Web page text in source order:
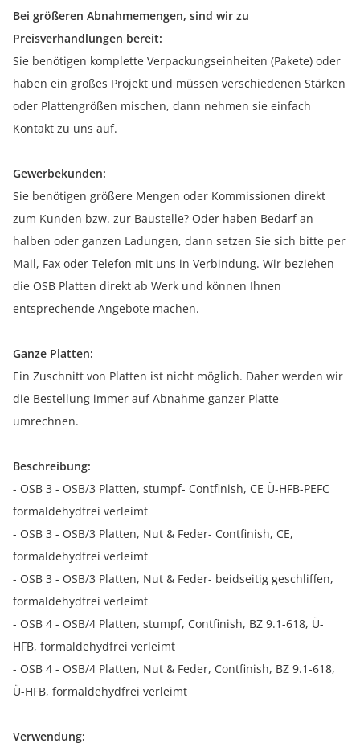
Bei größeren Abnahmemengen, sind wir zu
Preisverhandlungen bereit:
Sie benötigen komplette Verpackungseinheiten (Pakete) oder
haben ein großes Projekt und müssen verschiedenen Stärken
oder Plattengrößen mischen, dann nehmen sie einfach
Kontakt zu uns auf.
Gewerbekunden:
Sie benötigen größere Mengen oder Kommissionen direkt
zum Kunden bzw. zur Baustelle? Oder haben Bedarf an
halben oder ganzen Ladungen, dann setzen Sie sich bitte per
Mail, Fax oder Telefon mit uns in Verbindung. Wir beziehen
die OSB Platten direkt ab Werk und können Ihnen
entsprechende Angebote machen.
Ganze Platten:
Ein Zuschnitt von Platten ist nicht möglich. Daher werden wir
die Bestellung immer auf Abnahme ganzer Platte
umrechnen.
Beschreibung:
- OSB 3 - OSB/3 Platten, stumpf- Contfinish, CE Ü-HFB-PEFC
formaldehydfrei verleimt
- OSB 3 - OSB/3 Platten, Nut & Feder- Contfinish, CE,
formaldehydfrei verleimt
- OSB 3 - OSB/3 Platten, Nut & Feder- beidseitig geschliffen,
formaldehydfrei verleimt
- OSB 4 - OSB/4 Platten, stumpf, Contfinish, BZ 9.1-618, Ü-
HFB, formaldehydfrei verleimt
- OSB 4 - OSB/4 Platten, Nut & Feder, Contfinish, BZ 9.1-618,
Ü-HFB, formaldehydfrei verleimt
Verwendung: